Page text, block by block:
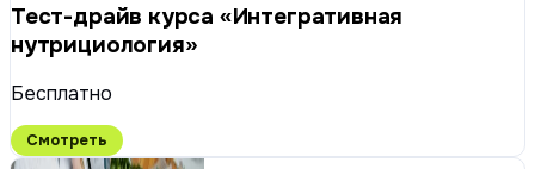
Тест-драйв курса «Интегративная
нутрициология»
Бесплатно
Смотреть